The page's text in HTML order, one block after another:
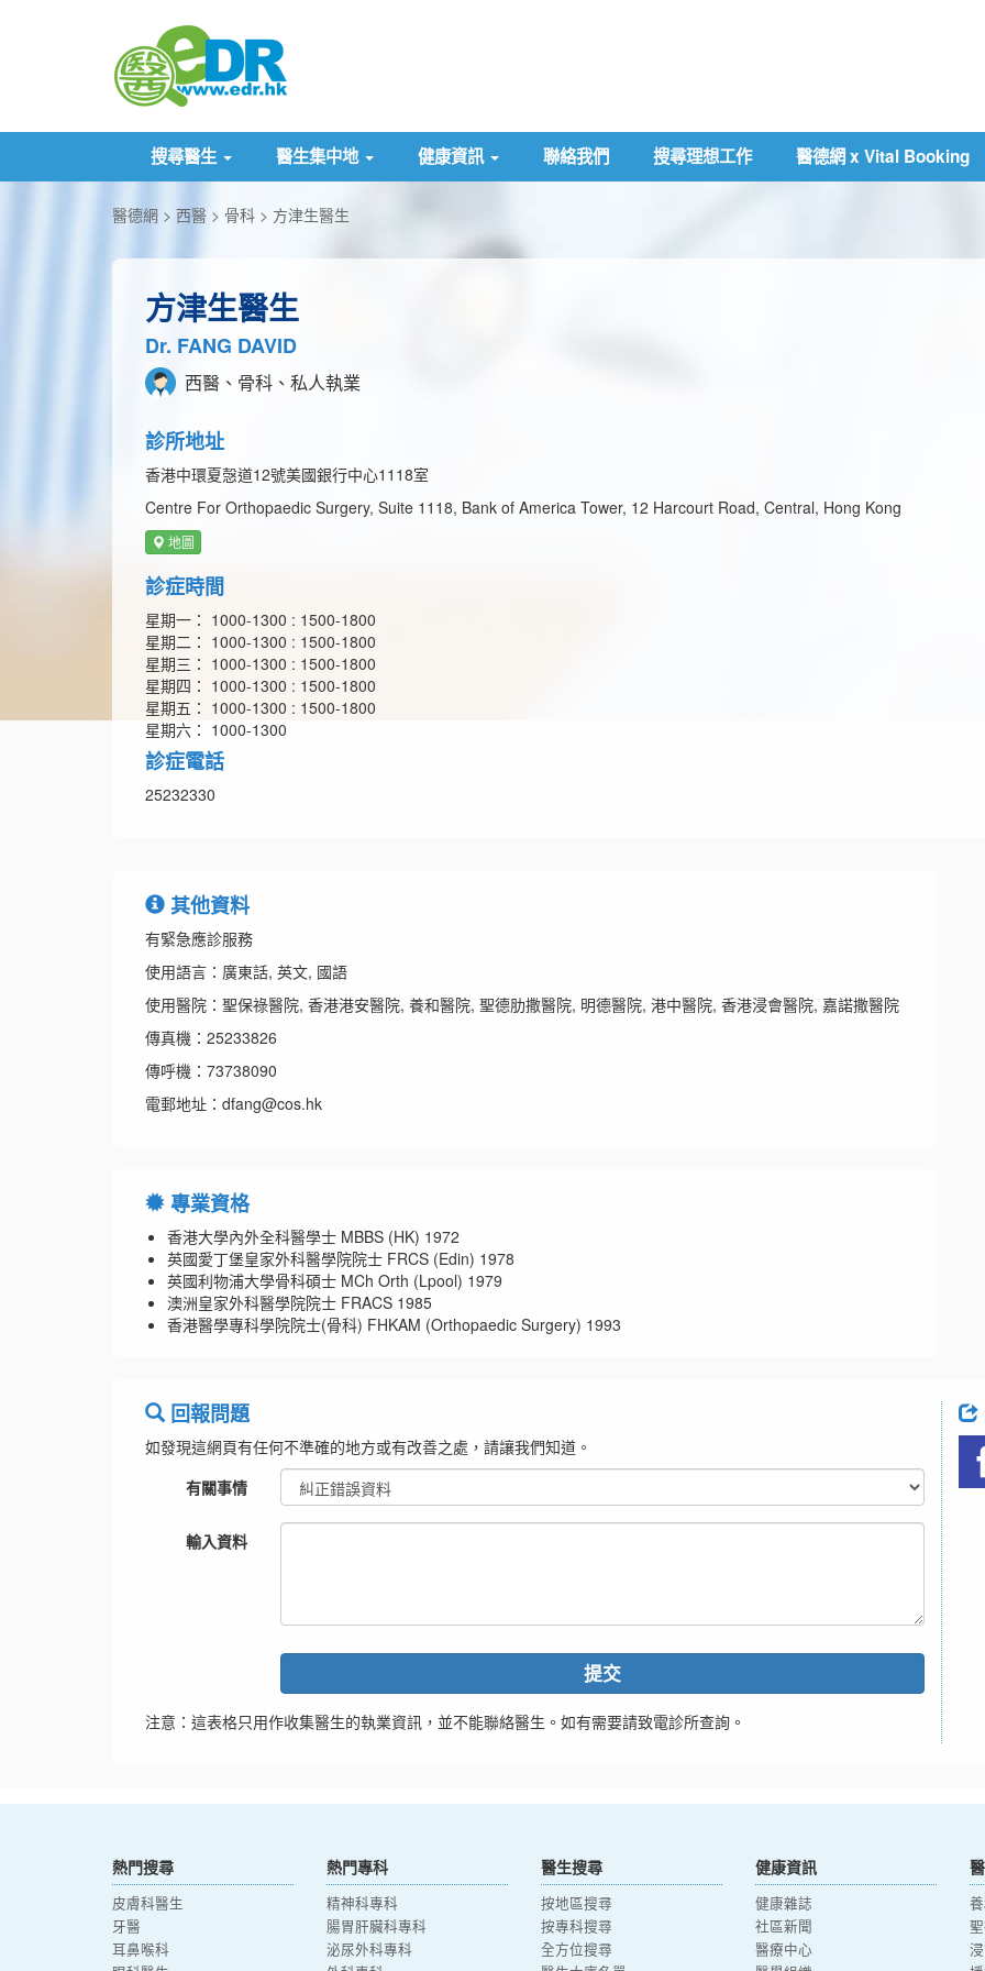
搜尋醫生 醫生集中地 健康資訊 聯絡我們 搜尋理想工作 醫德網 x Vital Booking
醫德網 西醫 骨科 方津生醫生
方津生醫生
Dr. FANG DAVID
西醫、骨科、私人執業
診所地址
香港中環夏愨道12號美國銀行中心1118室
Centre For Orthopaedic Surgery, Suite 1118, Bank of America Tower, 12 Harcourt Road, Central, Hong Kong
地圖
診症時間
星期一： 1000-1300 : 1500-1800
星期二： 1000-1300 : 1500-1800
星期三： 1000-1300 : 1500-1800
星期四： 1000-1300 : 1500-1800
星期五： 1000-1300 : 1500-1800
星期六： 1000-1300
診症電話
25232330
其他資料
有緊急應診服務
使用語言：廣東話, 英文, 國語
使用醫院：聖保祿醫院, 香港港安醫院, 養和醫院, 聖德肋撒醫院, 明德醫院, 港中醫院, 香港浸會醫院, 嘉諾撒醫院
傳真機：25233826
傳呼機：73738090
電郵地址：dfang@cos.hk
專業資格
香港大學內外全科醫學士 MBBS (HK) 1972
英國愛丁堡皇家外科醫學院院士 FRCS (Edin) 1978
英國利物浦大學骨科碩士 MCh Orth (Lpool) 1979
澳洲皇家外科醫學院院士 FRACS 1985
香港醫學專科學院院士(骨科) FHKAM (Orthopaedic Surgery) 1993
回報問題
如發現這網頁有任何不準確的地方或有改善之處，請讓我們知道。
有關事情
輸入資料
提交
注意：這表格只用作收集醫生的執業資訊，並不能聯絡醫生。如有需要請致電診所查詢。
熱門搜尋
皮膚科醫生
牙醫
耳鼻喉科
熱門專科
精神科專科
腸胃肝臟科專科
泌尿外科專科
醫生搜尋
按地區搜尋
按專科搜尋
全方位搜尋
健康資訊
健康雜誌
社區新聞
醫療中心